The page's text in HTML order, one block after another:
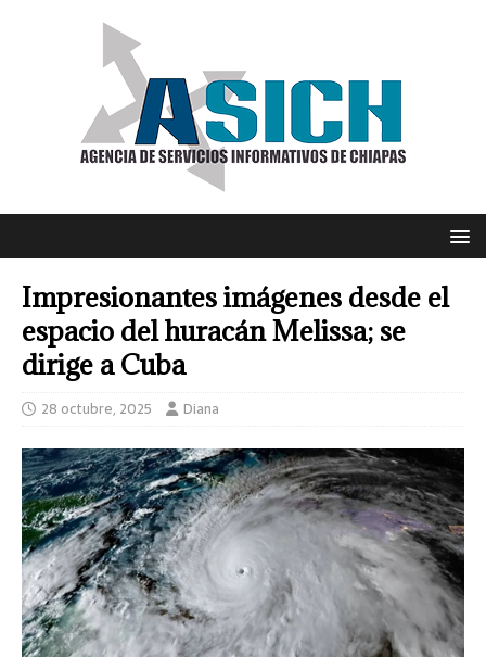
Impresionantes imágenes desde el
espacio del huracán Melissa; se
dirige a Cuba
28 octubre, 2025 Diana